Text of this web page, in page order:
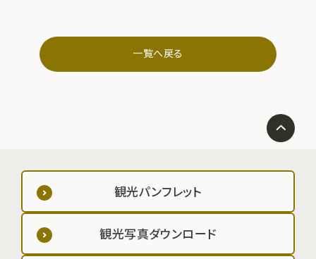
一覧へ戻る
観光パンフレット
観光写真ダウンロード